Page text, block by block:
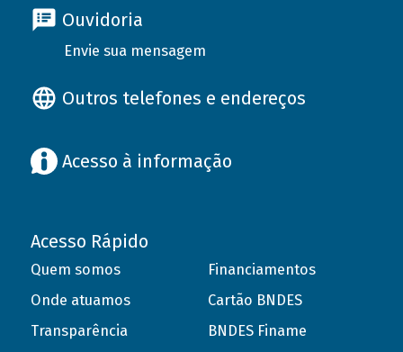
Ouvidoria
Envie sua mensagem
Outros telefones e endereços
Acesso à informação
Acesso Rápido
Quem somos
Onde atuamos
Transparência
Financiamentos
Cartão BNDES
BNDES Finame